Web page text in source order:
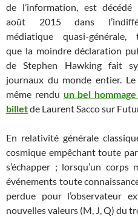
de l’information, est
août 2015 dans
médiatique quasi-générale,
que la moindre déclaration
de Stephen Hawking fait
journaux du monde entier.
même rendu un bel
billetde Laurent Sacco sur
En relativité générale
cosmique empêchant toute
s’échapper ; lorsqu’un
événements toute
perdue pour l’observateur
nouvelles valeurs (M, J, Q) du